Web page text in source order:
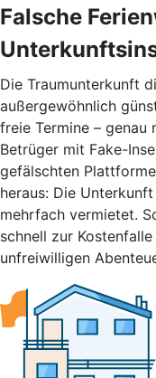
Falsche
Die Traumunterkunft
außergewöhnlich
freie Termine –
Betrüger mit Fake-
gefälschten
heraus: Die
mehrfach vermietet.
schnell zur
unfreiwilligen